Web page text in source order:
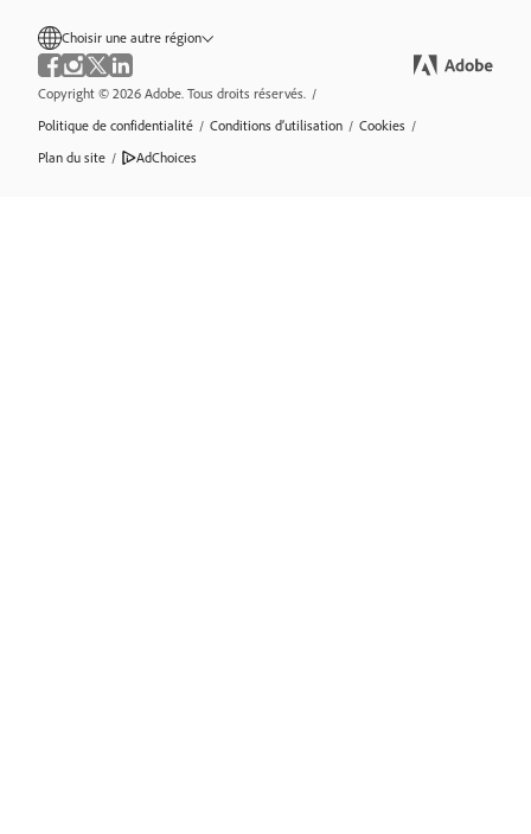
Choisir une autre région
Copyright © 2026 Adobe. Tous droits réservés. /
Politique de confidentialité / Conditions d’utilisation / Cookies /
Plan du site / AdChoices